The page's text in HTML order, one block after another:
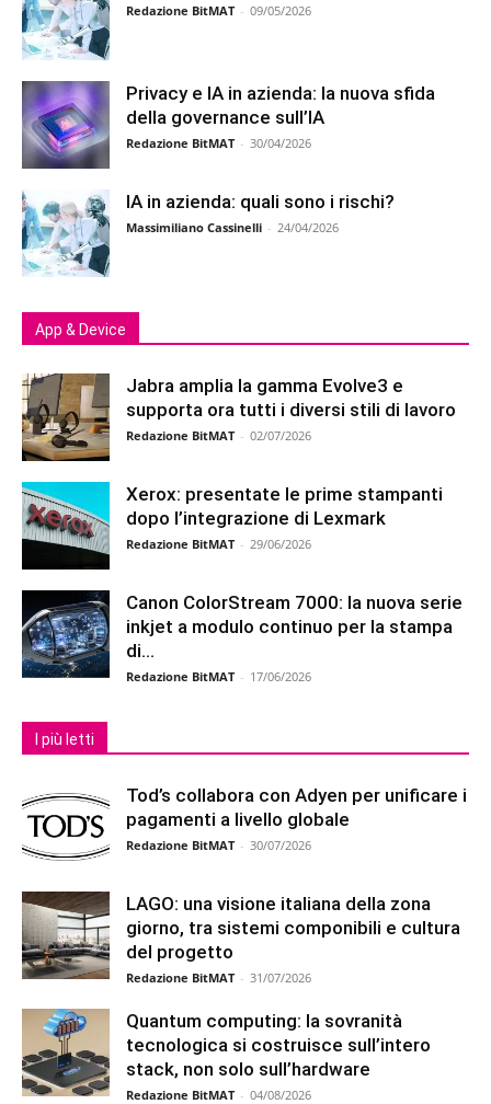
Redazione BitMAT - 09/05/2026
Privacy e IA in azienda: la nuova sfida
della governance sull’IA
Redazione BitMAT - 30/04/2026
IA in azienda: quali sono i rischi?
Massimiliano Cassinelli - 24/04/2026
App & Device
Jabra amplia la gamma Evolve3 e
supporta ora tutti i diversi stili di lavoro
Redazione BitMAT - 02/07/2026
Xerox: presentate le prime stampanti
dopo l’integrazione di Lexmark
Redazione BitMAT - 29/06/2026
Canon ColorStream 7000: la nuova serie
inkjet a modulo continuo per la stampa
di...
Redazione BitMAT - 17/06/2026
I più letti
Tod’s collabora con Adyen per unificare i
pagamenti a livello globale
Redazione BitMAT - 30/07/2026
LAGO: una visione italiana della zona
giorno, tra sistemi componibili e cultura
del progetto
Redazione BitMAT - 31/07/2026
Quantum computing: la sovranità
tecnologica si costruisce sull’intero
stack, non solo sull’hardware
Redazione BitMAT - 04/08/2026